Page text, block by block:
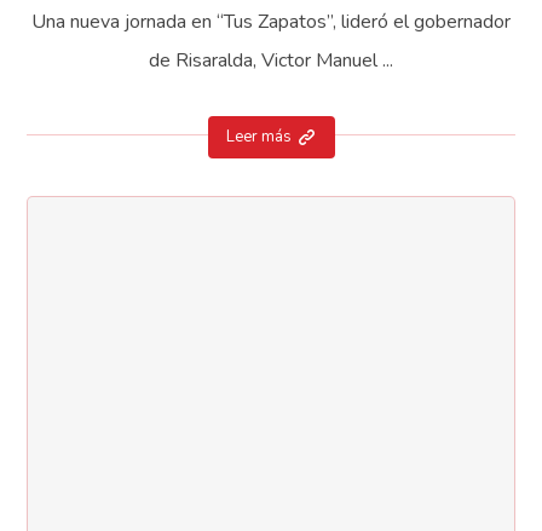
Una nueva jornada en “Tus Zapatos”, lideró el gobernador
de Risaralda, Victor Manuel ...
Leer más